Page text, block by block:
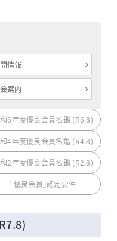
情報
案内
6年度優良会員名鑑 (R6.8)
4年度優良会員名鑑 (R4.8)
2年度優良会員名鑑 (R2.8)
「優良会員」認定要件